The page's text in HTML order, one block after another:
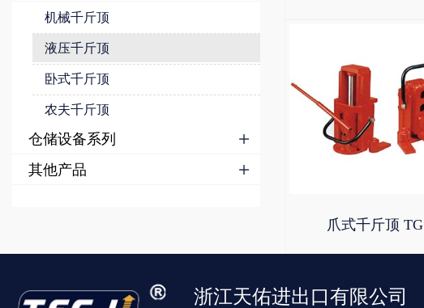
机械千斤顶
液压千斤顶
卧式千斤顶
农夫千斤顶
仓储设备系列 
其他产品 
爪式千斤顶 TG
浙江天佑进出口有限公司